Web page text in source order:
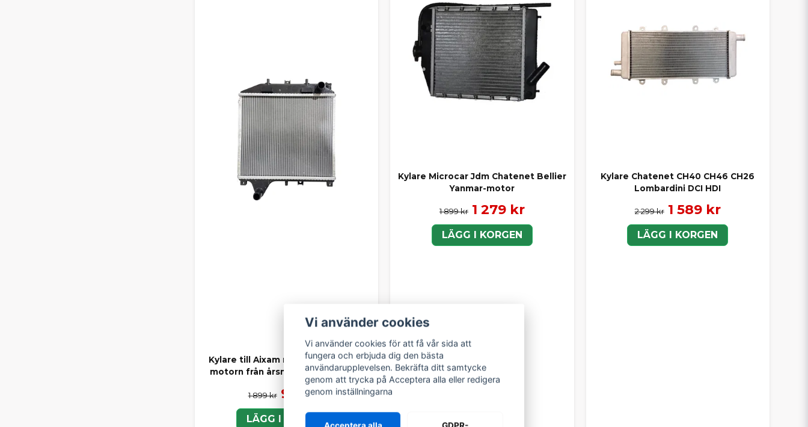
Kylare till Aixam med Kubota Z482
motorn från årsmodell 2016 / 2017
1 899 kr 989 kr
LÄGG I KORGEN
Kylare Microcar Jdm Chatenet Bellier
Yanmar-motor
1 899 kr 1 279 kr
LÄGG I KORGEN
Kylare Chatenet CH40 CH46 CH26
Lombardini DCI HDI
2 299 kr 1 589 kr
LÄGG I KORGEN
Vi använder cookies
Vi använder cookies för att få vår sida att
fungera och erbjuda dig den bästa
användarupplevelsen. Bekräfta ditt samtycke
genom att trycka på Acceptera alla eller redigera
genom inställningarna